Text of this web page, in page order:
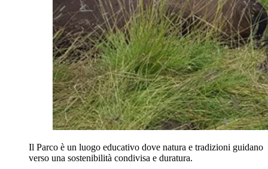
Il Parco è un luogo educativo dove natura e tradizioni guidano
verso una sostenibilità condivisa e duratura.